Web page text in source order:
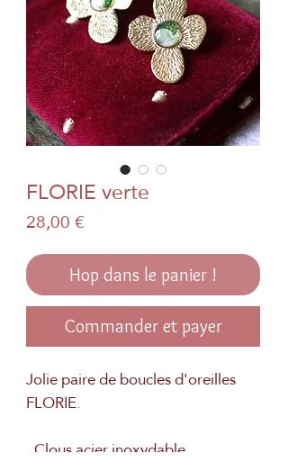
FLORIE verte
28,00 €
Hop dans le panier !
Commander et payer
Jolie paire de boucles d'oreilles
FLORIE.
. Clous acier inoxydable